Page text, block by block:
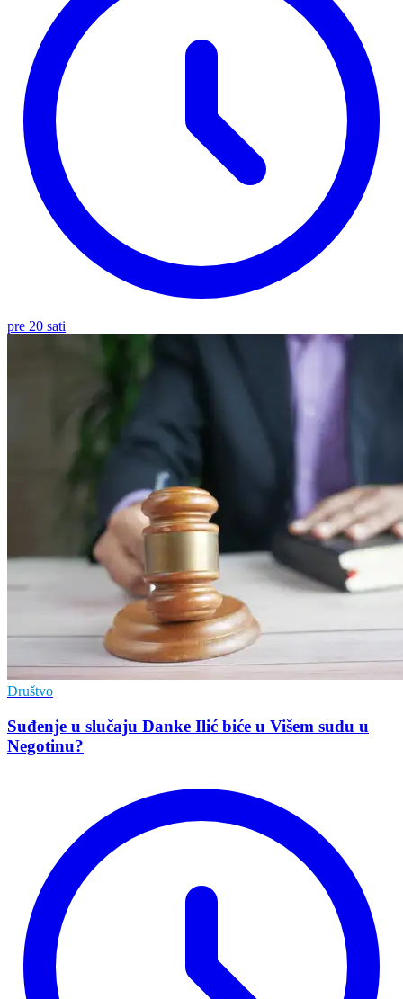
pre 20 sati
Društvo
Suđenje u slučaju Danke Ilić biće u Višem sudu u
Negotinu?